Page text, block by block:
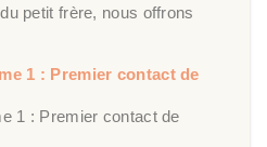
petit frère, nous offrons
1 : Premier contact de
1 : Premier contact de